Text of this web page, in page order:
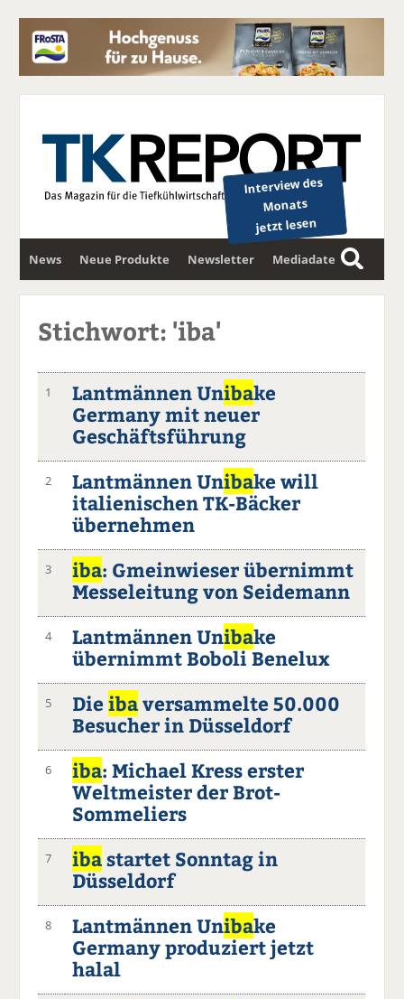
Interview des
Monats
jetzt lesen
News Neue Produkte Newsletter Mediadaten
S
u
Stichwort: 'iba'
1 Lantmännen Unibake
Germany mit neuer
Geschäftsführung
2 Lantmännen Unibake will
italienischen TK-Bäcker
übernehmen
3 iba: Gmeinwieser übernimmt
Messeleitung von Seidemann
4 Lantmännen Unibake
übernimmt Boboli Benelux
5 Dieibaversammelte 50.000
Besucher in Düsseldorf
6 iba: Michael Kress erster
Weltmeister der Brot-
Sommeliers
7 ibastartet Sonntag in
Düsseldorf
8 Lantmännen Unibake
Germany produziert jetzt
halal